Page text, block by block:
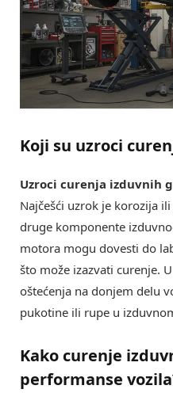
Koji su uzroci
Uzroci curenja izduvnih
Najčešći uzrok je korozija
druge komponente
motora mogu dovesti do
što može izazvati curenje.
oštećenja na donjem delu
pukotine ili rupe u
Kako curenje
performanse